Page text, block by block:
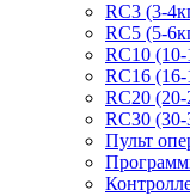
RC3 (3-
RC5 (5-
RC10
RC16
RC20
RC30
Пульт